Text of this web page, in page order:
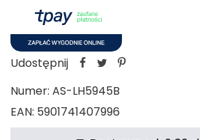
Udostępnij
Numer: AS-LH5945B
EAN: 5901741407996